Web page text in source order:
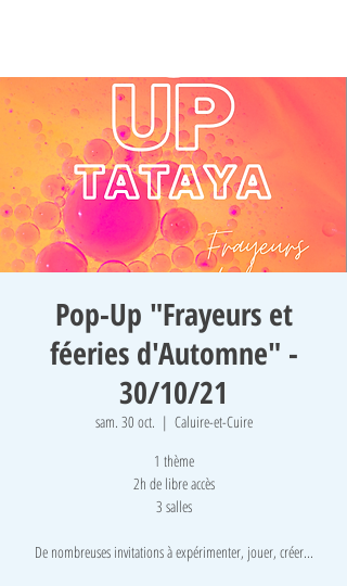
Pop-Up "Frayeurs et
féeries d'Automne" -
30/10/21
sam. 30 oct.
  |
Caluire-et-Cuire
1 thème
2h de libre accès
3 salles
De nombreuses invitations à expérimenter, jouer, créer...